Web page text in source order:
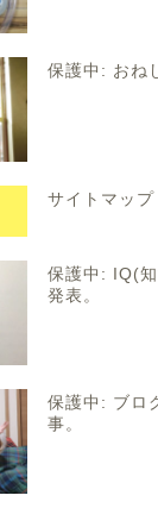
保護中: おね
サイトマップ
保護中: IQ(
発表。
保護中: ブロ
事。